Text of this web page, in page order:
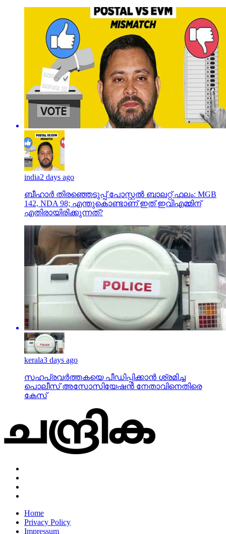
india2 days ago
ബീഹാർ തിരഞ്ഞെടുപ്പ് പോസ്റ്റൽ ബാലറ്റ് ഫലം: MGB
142, NDA 98; എന്തുകൊണ്ടാണ് ഇത് ഇവിഎമ്മിന്
എതിരായിരിക്കുന്നത്?
kerala3 days ago
സഹപ്രവര്‍ത്തകയെ പീഡിപ്പിക്കാന്‍ ശ്രമിച്ച
പൊലീസ് അസോസിയേഷന്‍ നേതാവിനെതിരെ
കേസ്
Home
Privacy Policy
Impressum